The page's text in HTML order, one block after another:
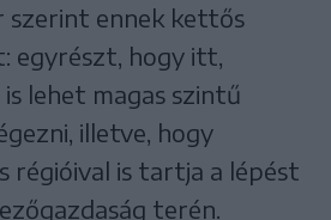
szerint ennek kettős
egyrészt, hogy itt,
lehet magas szintű
illetve, hogy
régióival is tartja a lépést
terén.